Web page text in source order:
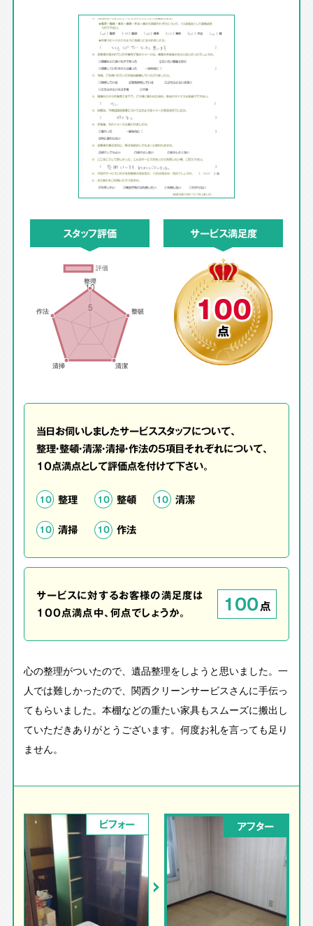
スタッフ評価 サービス満足度
100
点
当日お伺いしましたサービススタッフについて、
整理・整頓・清潔・清掃・作法の5項目それぞれについて、
10点満点として評価点を付けて下さい。
10 整理 10 整頓 10 清潔
10 清掃 10 作法
サービスに対するお客様の満足度は
100点満点中、何点でしょうか。
100点
心の整理がついたので、遺品整理をしようと思いました。一
人では難しかったので、関西クリーンサービスさんに手伝っ
てもらいました。本棚などの重たい家具もスムーズに搬出し
ていただきありがとうございます。何度お礼を言っても足り
ません。
ビフォー アフター